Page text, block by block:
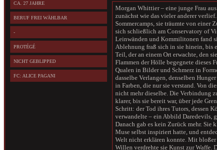
CA. 27 JAHRE
BERUF FREI WÄHLBAR
-
PROTÉGÉ
NICHT GEBLIPPED
FC: ALICE PAGANI
Morgan Whittier – eine junge Frau
zunächst wie das vieler anderer
Sommercamps, sie träumte von einer
sich schließlich am Conservatory of
Leinwänden und Kommilitonen fand
Ablehnung fraß sich in sie hinein, bis
Teil, der an einem Ort erwachte, den
Flammen der Hölle begegnete dieses
Qualen in Bilder und Schmerz in
dasselbe Verlangen, denselben
in Farben, die nur sie verstand. Von
nicht mehr dieselbe. Die Verbindung
klarer, bis sie bereit war, über jede
Schritt: der Tod ihres Tutors, dessen
verwandelte – ein Abbild Daredevils,
Danach gab es kein Zurück mehr. Sie
Muse selbst inspiriert hatte, und
Welt nicht erklären konnte. Mit bloßer
Willen verdrehte sie Kunst zur Waffe.